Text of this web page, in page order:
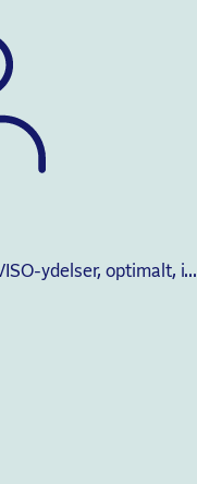
ydelser, optimalt, i...